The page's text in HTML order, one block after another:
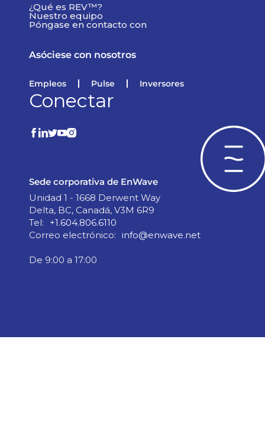
¿Qué es REV™?
Nuestro equipo
Póngase en contacto con
Asóciese con nosotros
Empleos Pulse Inversores
Conectar
Sede corporativa de EnWave
Unidad 1 - 1668 Derwent Way
Delta, BC, Canadá, V3M 6R9
Tel:
+1.604.806.6110
Correo electrónico: info@enwave.net
De 9:00 a 17:00